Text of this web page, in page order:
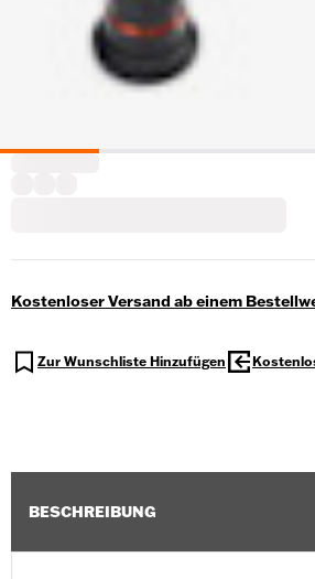
Kostenloser Versand ab einem
Zur Wunschliste Hinzufügen
BESCHREIBUNG